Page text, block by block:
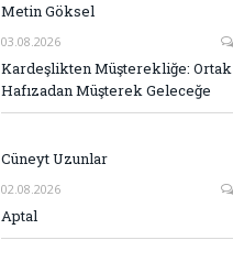
Metin Göksel
03.08.2026
Kardeşlikten Müşterekliğe: Ortak
Hafızadan Müşterek Geleceğe
Cüneyt Uzunlar
02.08.2026
Aptal